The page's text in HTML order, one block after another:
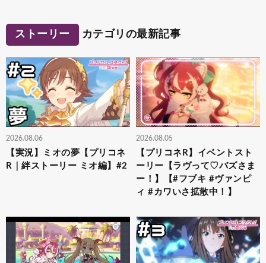
ストーリー カテゴリの最新記事
2026.08.06
【実況】ミオの夢【プリコネ
R｜絆ストーリー ミオ編】#2
2026.08.05
【プリコネR】イベントスト
ーリー【ラヴって♡バズさま
ー！】【#フブキ #ヴァンピ
ィ #カワいさ拡散中！】